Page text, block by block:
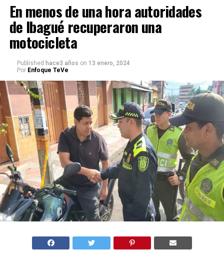
En menos de una hora autoridades
de Ibagué recuperaron una
motocicleta
Published hace3 años on 13 enero, 2024
Por Enfoque TeVe